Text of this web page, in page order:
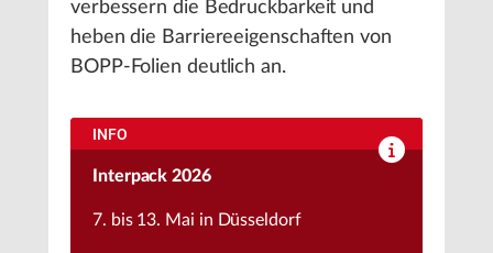
verbessern die Bedruckbarkeit und
heben die Barriereeigenschaften von
BOPP-Folien deutlich an.
INFO
Interpack 2026
7. bis 13. Mai in Düsseldorf